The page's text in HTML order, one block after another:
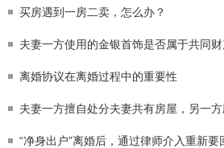
买房遇到一房二卖，怎么办？
夫妻一方使用的金银首饰是否属于共同
离婚协议在离婚过程中的重要性
夫妻一方擅自处分夫妻共有房屋，另一
“净身出户”离婚后，通过律师介入重新要